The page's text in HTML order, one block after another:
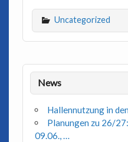
Uncategorized
News
Hallennutzung in
Planungen zu 26/
09.06., …